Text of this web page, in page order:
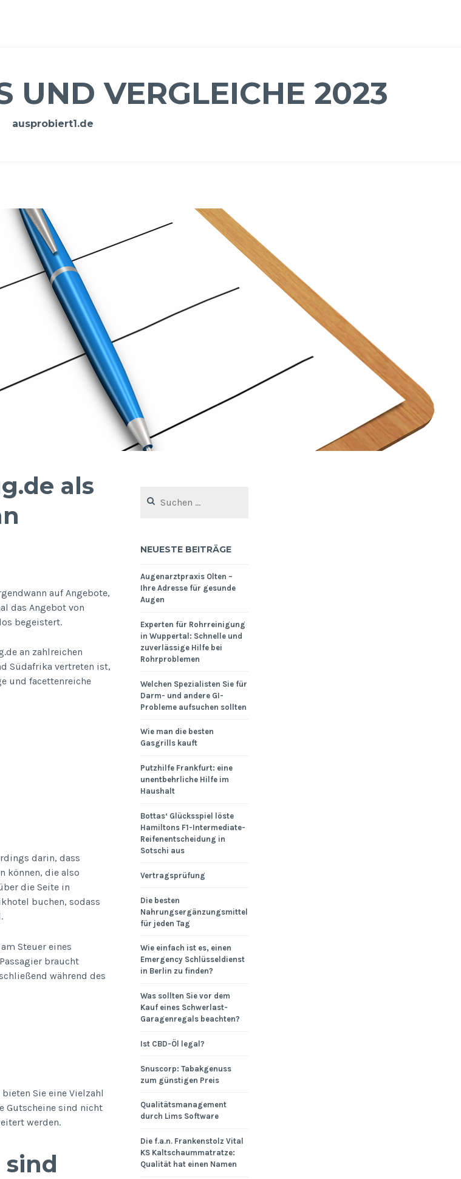
UND VERGLEICHE 2023
ausprobiert1.de
als
auf Angebote,
das Angebot von
begeistert.
an zahlreichen
Südafrika vertreten ist,
und facettenreiche
darin, dass
können, die also
die Seite in
buchen, sodass
Steuer eines
braucht
während des
Sie eine Vielzahl
Gutscheine sind nicht
werden.
nach:
NEUESTE BEITRÄGE
Augenarztpraxis Olten –
Ihre Adresse für gesunde
Augen
Experten für Rohrreinigung
in Wuppertal: Schnelle und
zuverlässige Hilfe bei
Rohrproblemen
Welchen Spezialisten Sie für
Darm- und andere GI-
Probleme aufsuchen sollten
Wie man die besten
Gasgrills kauft
Putzhilfe Frankfurt: eine
unentbehrliche Hilfe im
Haushalt
Bottas‘ Glücksspiel löste
Hamiltons F1-Intermediate-
Reifenentscheidung in
Sotschi aus
Vertragsprüfung
Die besten
Nahrungsergänzungsmittel
für jeden Tag
Wie einfach ist es, einen
Emergency Schlüsseldienst
in Berlin zu finden?
Was sollten Sie vor dem
Kauf eines Schwerlast-
Garagenregals beachten?
Ist CBD-Öl legal?
Snuscorp: Tabakgenuss
zum günstigen Preis
Qualitätsmanagement
durch Lims Software
Die f.a.n. Frankenstolz Vital
KS Kaltschaummatratze:
Qualität hat einen Namen